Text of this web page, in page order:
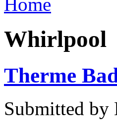
Whirlpool
Therme
Submitted by